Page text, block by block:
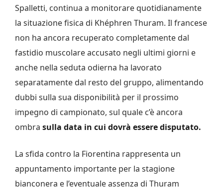
Spalletti, continua a monitorare quotidianamente
la situazione fisica di Khéphren Thuram. Il francese
non ha ancora recuperato completamente dal
fastidio muscolare accusato negli ultimi giorni e
anche nella seduta odierna ha lavorato
separatamente dal resto del gruppo, alimentando
dubbi sulla sua disponibilità per il prossimo
impegno di campionato, sul quale c’è ancora
ombra sulla data in cui dovrà essere disputato.
La sfida contro la Fiorentina rappresenta un
appuntamento importante per la stagione
bianconera e l’eventuale assenza di Thuram